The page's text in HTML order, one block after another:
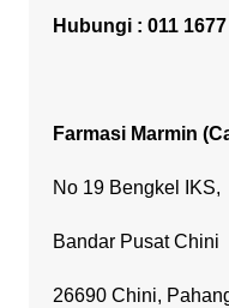
Hubungi : 011
Farmasi Marmin
No 19 Bengkel IKS,
Bandar Pusat Chini
26690 Chini,